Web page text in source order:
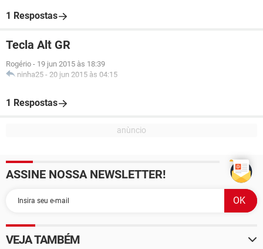
1 Respostas
Tecla Alt GR
Rogério - 19 jun 2015 às 18:39
ninha25 - 20 jun 2015 às 04:15
1 Respostas
ASSINE NOSSA NEWSLETTER!
VEJA TAMBÉM